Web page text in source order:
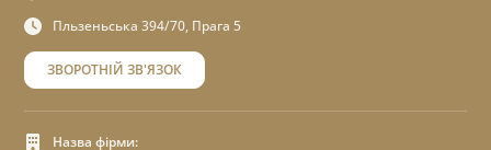
Пльзеньська 394/70, Прага 5
ЗВОРОТНІЙ ЗВ'ЯЗОК
Назва фірми: